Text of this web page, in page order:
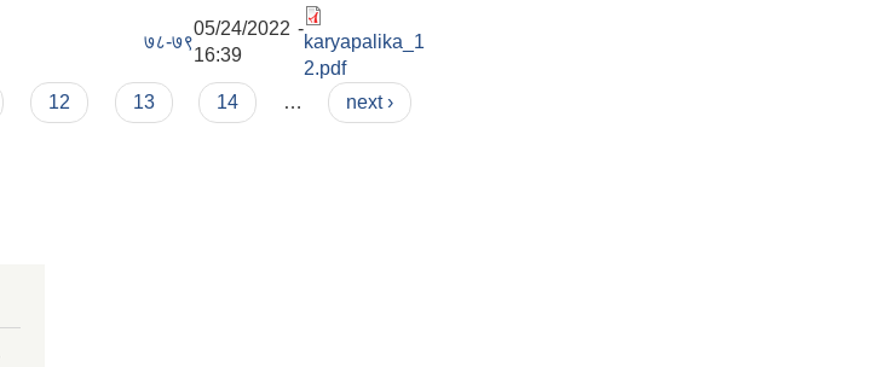
७८-७९
05/24/2022 -
16:39
karyapalika_1
2.pdf
12 13 14 …
next ›